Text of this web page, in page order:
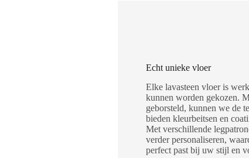
Echt unieke vloer
Elke lavasteen vloer is
kunnen worden gekozen.
geborsteld, kunnen we de
bieden kleurbeitsen en
Met verschillende
verder personaliseren,
perfect past bij uw stijl en